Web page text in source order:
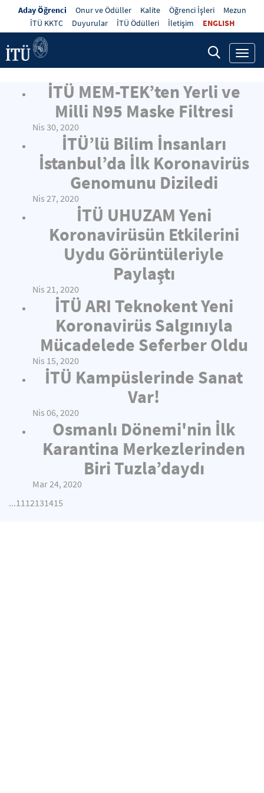
Aday Öğrenci Onur ve Ödüller Kalite Öğrenci İşleri
Mezun
İTÜ KKTC
Duyurular İTÜ Ödülleri İletişim ENGLISH
İTÜ MEM-TEK’ten Yerli ve
Milli N95 Maske Filtresi
Nis 30, 2020
İTÜ’lü Bilim İnsanları
İstanbul’da İlk Koronavirüs
Genomunu Diziledi
Nis 27, 2020
İTÜ UHUZAM Yeni
Koronavirüsün Etkilerini
Uydu Görüntüleriyle
Paylaştı
Nis 21, 2020
İTÜ ARI Teknokent Yeni
Koronavirüs Salgınıyla
Mücadelede Seferber Oldu
Nis 15, 2020
İTÜ Kampüslerinde Sanat
Var!
Nis 06, 2020
Osmanlı Dönemi'nin İlk
Karantina Merkezlerinden
Biri Tuzla’daydı
Mar 24, 2020
...1112131415